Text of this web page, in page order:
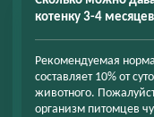
котенку 3-4
Рекомендуемая
составляет 10% от
животного.
организм питомцев